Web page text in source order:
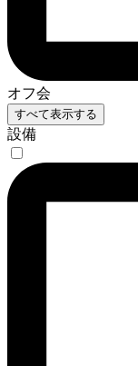
オフ会
すべて表示する
設備